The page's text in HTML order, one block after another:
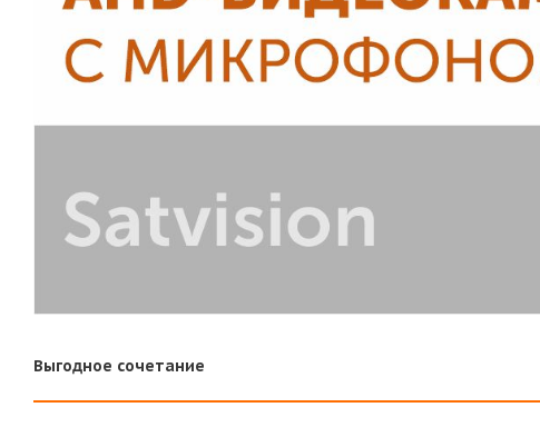
Выгодное сочетание